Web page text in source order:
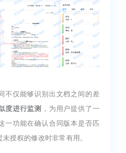
不仅能够识别出文档之间的差
度进行监测 ，为用户提供了一
一功能在确认合同版本是否匹
授权的修改时非常有用。